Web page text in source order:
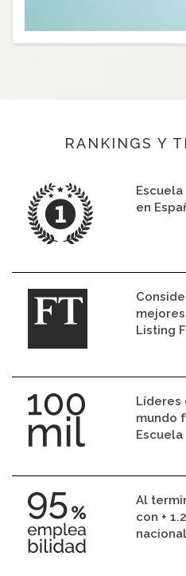
RANKINGS Y
en
Listing
Líderes
mundo
Escuela
Al
con +